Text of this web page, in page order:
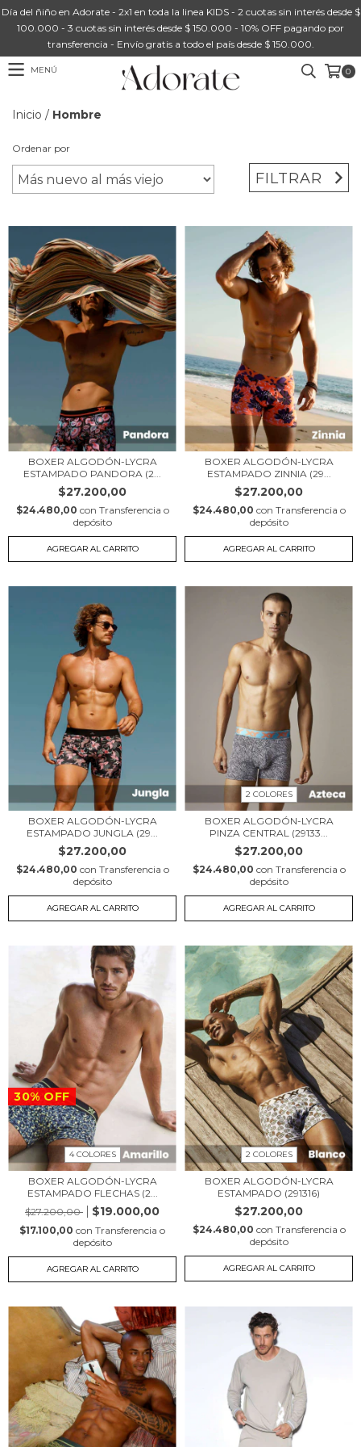
Día del ñiño en Adorate - 2x1 en toda la linea KIDS - 2 cuotas sin interés desde $
100.000 - 3 cuotas sin interés desde $ 150.000 - 10% OFF pagando por
transferencia - Envío gratis a todo el país desde $ 150.000.
MENÚ 0
Inicio / Hombre
Ordenar por
FILTRAR
BOXER ALGODÓN-LYCRA
ESTAMPADO PANDORA (2...
$27.200,00
$24.480,00 con Transferencia o
depósito
AGREGAR AL CARRITO
BOXER ALGODÓN-LYCRA
ESTAMPADO ZINNIA (29...
$27.200,00
$24.480,00 con Transferencia o
depósito
AGREGAR AL CARRITO
BOXER ALGODÓN-LYCRA
ESTAMPADO JUNGLA (29...
$27.200,00
$24.480,00 con Transferencia o
depósito
AGREGAR AL CARRITO
2 COLORES
BOXER ALGODÓN-LYCRA
PINZA CENTRAL (29133...
$27.200,00
$24.480,00 con Transferencia o
depósito
AGREGAR AL CARRITO
30% OFF
4 COLORES
BOXER ALGODÓN-LYCRA
ESTAMPADO FLECHAS (2...
$27.200,00
$19.000,00
$17.100,00 con Transferencia o
depósito
AGREGAR AL CARRITO
2 COLORES
BOXER ALGODÓN-LYCRA
ESTAMPADO (291316)
$27.200,00
$24.480,00 con Transferencia o
depósito
AGREGAR AL CARRITO